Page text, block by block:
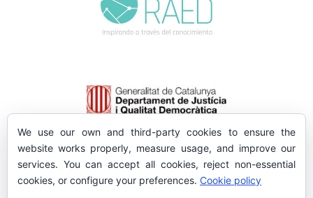
We use our own and third-party cookies to ensure the
website works properly, measure usage, and improve our
services. You can accept all cookies, reject non-essential
cookies, or configure your preferences. Cookie policy